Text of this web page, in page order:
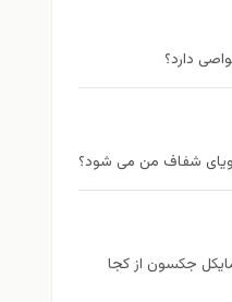
دارد؟
شفاف من می شود؟
جکسون از كجا